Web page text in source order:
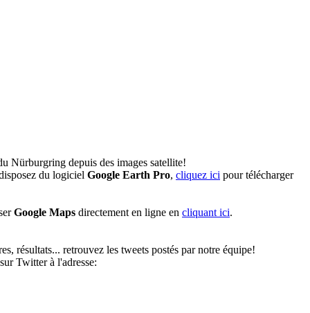
Nürburgring depuis des images satellite!
du logiciel Google Earth Pro, cliquez ici pour télécharger
Google Maps directement en ligne en cliquant ici.
résultats... retrouvez les tweets postés par notre équipe!
Twitter à l'adresse: